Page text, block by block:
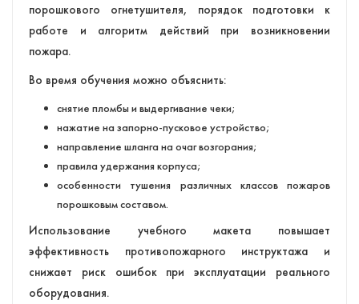
порошкового огнетушителя, порядок подготовки к
работе и алгоритм действий при возникновении
пожара.
Во время обучения можно объяснить:
снятие пломбы и выдергивание чеки;
нажатие на запорно-пусковое устройство;
направление шланга на очаг возгорания;
правила удержания корпуса;
особенности тушения различных классов пожаров
порошковым составом.
Использование учебного макета повышает
эффективность противопожарного инструктажа и
снижает риск ошибок при эксплуатации реального
оборудования.